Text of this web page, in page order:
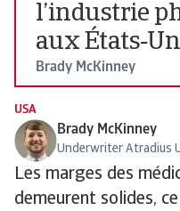
l’industrie
aux
Brady McKinney
USA
Brady McKinney
Underwriter Atradius
Les marges des
demeurent solides,